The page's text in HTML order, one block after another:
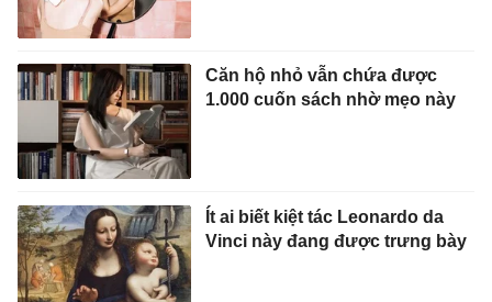
Căn hộ nhỏ vẫn chứa được
1.000 cuốn sách nhờ mẹo này
Ít ai biết kiệt tác Leonardo da
Vinci này đang được trưng bày